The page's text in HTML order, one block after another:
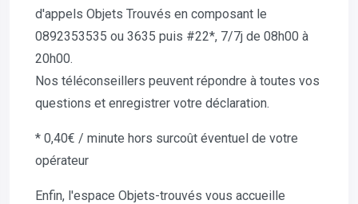
d'appels Objets Trouvés en composant le
0892353535 ou 3635 puis #22*, 7/7j de 08h00 à
20h00.
Nos téléconseillers peuvent répondre à toutes vos
questions et enregistrer votre déclaration.
* 0,40€ / minute hors surcoût éventuel de votre
opérateur
Enfin, l'espace Objets-trouvés vous accueille